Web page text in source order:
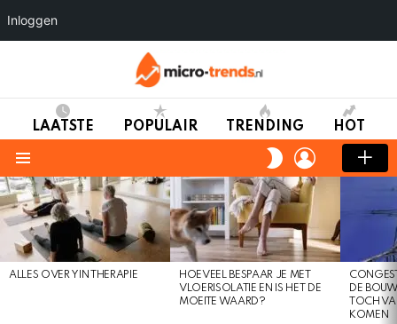
LAATSTE POPULAIR TRENDING HOT
SWITCH
SKIN
LOGIN
LAATSTE
TRENDS
ALLES OVER YIN THERAPIE
HOEVEEL BESPAAR JE MET
VLOERISOLATIE EN IS HET DE
MOEITE WAARD?
DE
TOCH
KOMEN
Inloggen